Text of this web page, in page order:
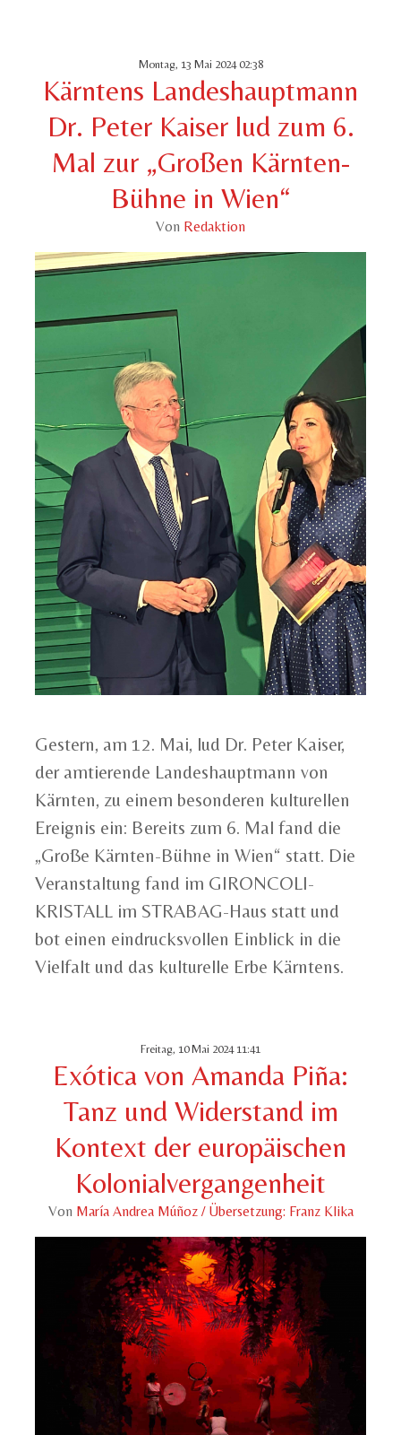
Montag, 13 Mai 2024 02:38
Kärntens Landeshauptmann
Dr. Peter Kaiser lud zum 6.
Mal zur „Großen Kärnten-
Bühne in Wien“
Von Redaktion
Gestern, am 12. Mai, lud Dr. Peter Kaiser,
der amtierende Landeshauptmann von
Kärnten, zu einem besonderen kulturellen
Ereignis ein: Bereits zum 6. Mal fand die
„Große Kärnten-Bühne in Wien“ statt. Die
Veranstaltung fand im GIRONCOLI-
KRISTALL im STRABAG-Haus statt und
bot einen eindrucksvollen Einblick in die
Vielfalt und das kulturelle Erbe Kärntens.
Freitag, 10 Mai 2024 11:41
Exótica von Amanda Piña:
Tanz und Widerstand im
Kontext der europäischen
Kolonialvergangenheit
Von María Andrea Múñoz / Übersetzung: Franz Klika